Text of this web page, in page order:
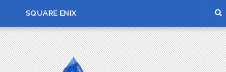
SQUARE ENIX